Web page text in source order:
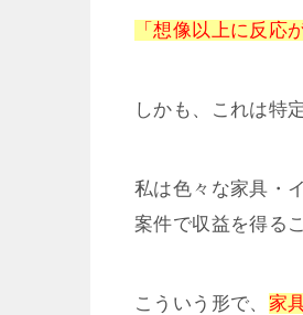
「想像以上に反応
しかも、これは特
私は色々な家具・
案件で収益を得る
こういう形で、 家